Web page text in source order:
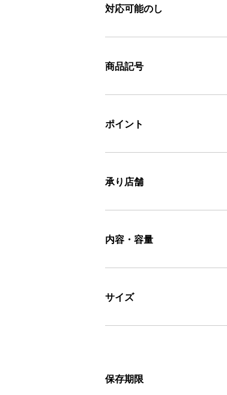
対応可能のし
商品記号
ポイント
承り店舗
内容・容量
サイズ
保存期限